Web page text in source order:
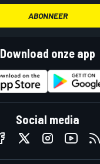
ABONNEER
Download onze app
Social media